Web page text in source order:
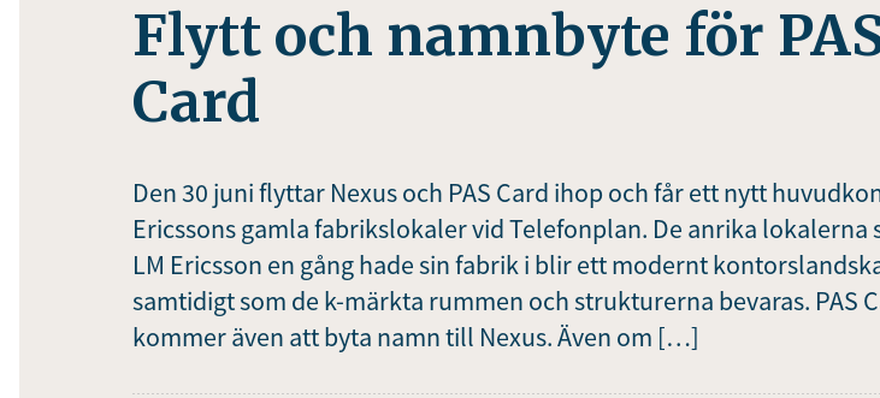
Flytt och namnbyte för
Card
Den 30 juni flyttar Nexus och PAS Card ihop och får ett nytt
Ericssons gamla fabrikslokaler vid Telefonplan. De anrika lokalerna
LM Ericsson en gång hade sin fabrik i blir ett modernt
samtidigt som de k-märkta rummen och strukturerna bevaras. PAS
kommer även att byta namn till Nexus. Även om […]